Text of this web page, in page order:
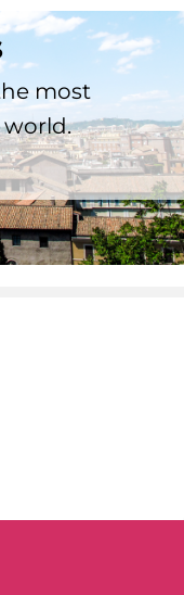
most